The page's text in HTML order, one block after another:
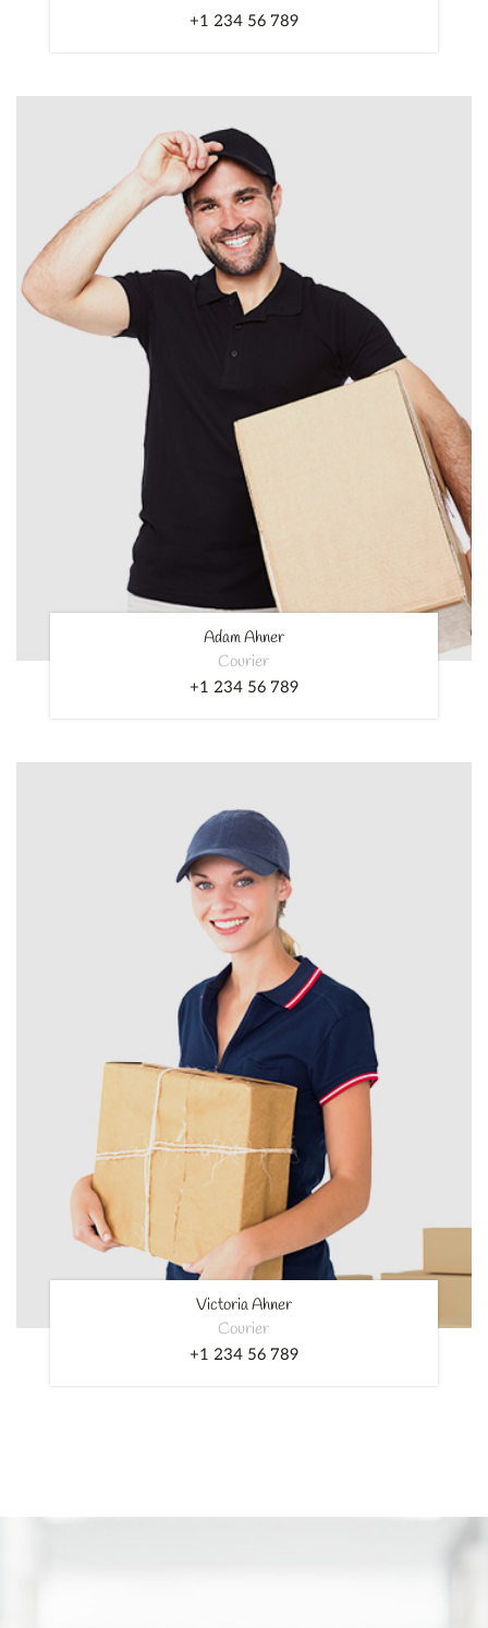
+1 234 56 789
Adam Ahner
Courier
+1 234 56 789
Victoria Ahner
Courier
+1 234 56 789